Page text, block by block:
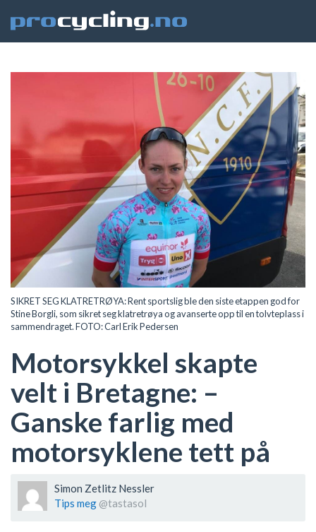
SIKRET SEG KLATRETRØYA: Rent sportslig ble den siste etappen god for
Stine Borgli, som sikret seg klatretrøya og avanserte opp til en tolvteplass i
sammendraget. FOTO: Carl Erik Pedersen
Motorsykkel skapte
velt i Bretagne: –
Ganske farlig med
motorsyklene tett på
Simon Zetlitz Nessler
Tips meg @tastasol